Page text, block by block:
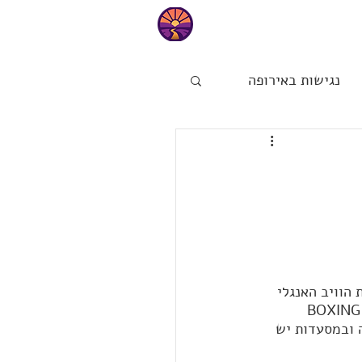
נגישות באירופה
הפינה של מיכל
האנגלי
ובמסעדות יש